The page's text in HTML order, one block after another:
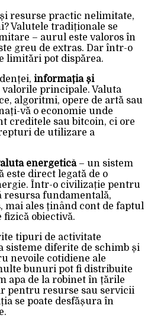
resurse practic nelimitate,
Valutele tradiționale se
– aurul este valoros în
greu de extras. Dar într-o
limitări pot dispărea.
informația și
principale. Valuta
algoritmi, opere de artă sau
vă o economie unde
creditele sau bitcoin, ci ore
de utilizare a
energetică– un sistem
este direct legată de o
Într-o civilizație pentru
fundamentală,
mai ales ținând cont de faptul
fizică obiectivă.
tipuri de activitate
sisteme diferite de schimb și
nevoile cotidiene ale
bunuri pot fi distribuite
apa de la robinet în țările
pentru resurse sau servicii
se poate desfășura în